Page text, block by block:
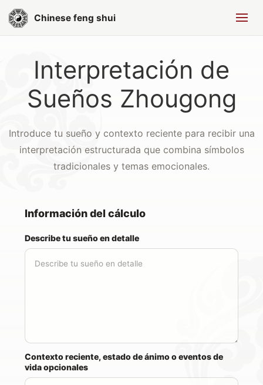
Chinese feng shui
Interpretación de
Sueños Zhougong
Introduce tu sueño y contexto reciente para recibir una
interpretación estructurada que combina símbolos
tradicionales y temas emocionales.
Información del cálculo
Describe tu sueño en detalle
Contexto reciente, estado de ánimo o eventos de
vida opcionales